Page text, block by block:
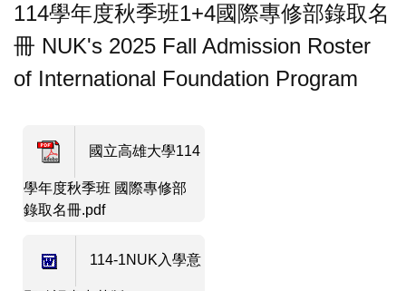
114學年度秋季班1+4國際專修部錄取名
冊 NUK's 2025 Fall Admission Roster
of International Foundation Program
國立高雄大學114
學年度秋季班 國際專修部
錄取名冊.pdf
114-1NUK入學意